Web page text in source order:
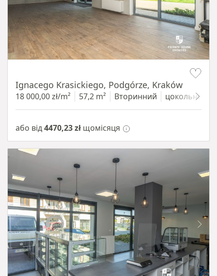
Ignacego Krasickiego, Podgórze, Kraków
18 000,00 zł/m² 57,2 m² Вторинний цокольний
або від4470,23 zł щомісяця